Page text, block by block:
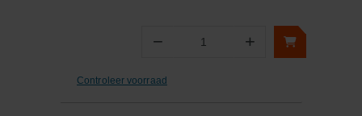
− Aantal +
Controleer voorraad